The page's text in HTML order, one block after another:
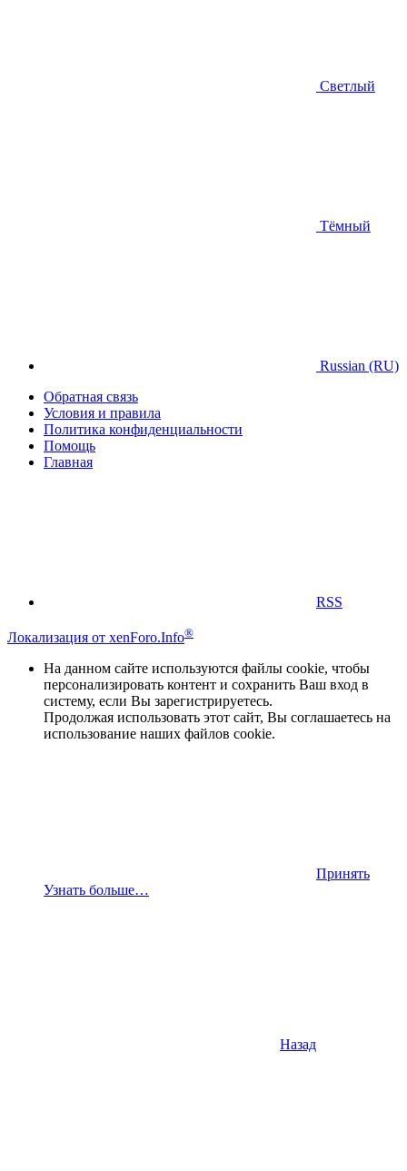
Светлый
Тёмный
Russian (RU)
Обратная связь
Условия и правила
Политика конфиденциальности
Помощь
Главная
RSS
Локализация от xenForo.Info®
На данном сайте используются файлы cookie, чтобы
персонализировать контент и сохранить Ваш вход в
систему, если Вы зарегистрируетесь.
Продолжая использовать этот сайт, Вы соглашаетесь на
использование наших файлов cookie.
Принять
Узнать больше…
Назад